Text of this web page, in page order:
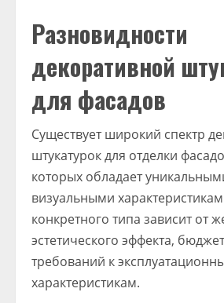
Разновидности
декоративной
для фасадов
Существует широкий спектр
штукатурок для отделки
которых обладает
визуальными
конкретного типа зависит от
эстетического эффекта,
требований к
характеристикам.